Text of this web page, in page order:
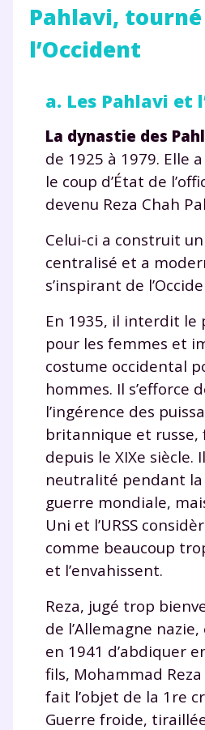
Pahlavi,
l’Occident
a. Les Pahlavi et
La dynastie des
de 1925 à 1979. Elle
le coup d’État de
devenu Reza Chah
Celui-ci a construit
centralisé et a
s’inspirant de
En 1935, il interdit le
pour les femmes et
costume occidental
hommes. Il s’efforce
l’ingérence des
britannique et russe,
depuis le XIXe siècle.
neutralité pendant la
guerre mondiale,
Uni et l’URSS
comme beaucoup
et l’envahissent.
Reza, jugé trop
de l’Allemagne
en 1941 d’abdiquer
fils, Mohammad Reza
fait l’objet de la 1re
Guerre froide,